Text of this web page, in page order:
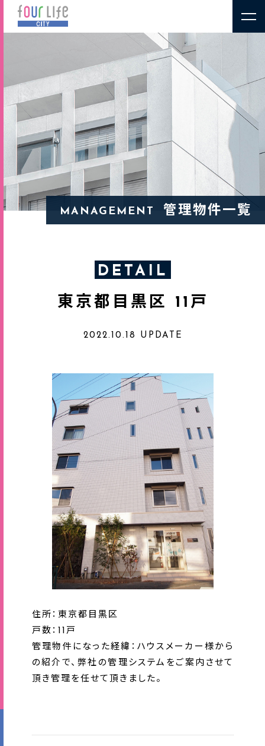
MANAGEMENT 管理物件一覧
DETAIL
東京都目黒区 11戸
2022.10.18 UPDATE
住所：東京都目黒区
戸数：11戸
管理物件になった経緯：ハウスメーカー様から
の紹介で、弊社の管理システムをご案内させて
頂き管理を任せて頂きました。